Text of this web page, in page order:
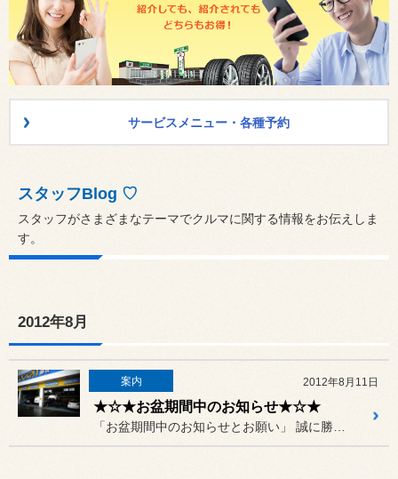
サービスメニュー・各種予約
スタッフBlog ♡
スタッフがさまざまなテーマでクルマに関する情報をお伝えしま
す。
2012年8月
案内 2012年8月11日
★☆★お盆期間中のお知らせ★☆★